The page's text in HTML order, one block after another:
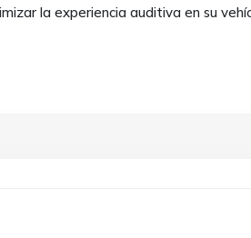
la experiencia auditiva en su